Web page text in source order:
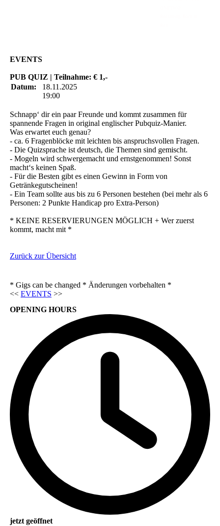
EVENTS
PUB QUIZ | Teilnahme: € 1,-
Datum:
18.11.2025
19:00
Schnapp‘ dir ein paar Freunde und kommt zusammen für
spannende Fragen in original englischer Pubquiz-Manier.
Was erwartet euch genau?
- ca. 6 Fragenblöcke mit leichten bis anspruchsvollen Fragen.
- Die Quizsprache ist deutsch, die Themen sind gemischt.
- Mogeln wird schwergemacht und ernstgenommen! Sonst
macht‘s keinen Spaß.
- Für die Besten gibt es einen Gewinn in Form von
Getränkegutscheinen!
- Ein Team sollte aus bis zu 6 Personen bestehen (bei mehr als 6
Personen: 2 Punkte Handicap pro Extra-Person)
* KEINE RESERVIERUNGEN MÖGLICH + Wer zuerst
kommt, macht mit *
Zurück zur Übersicht
* Gigs can be changed * Änderungen vorbehalten *
<< EVENTS >>
OPENING HOURS
jetzt geöffnet